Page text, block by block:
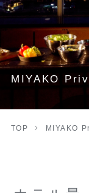
MIYAKO
TOP MIYAKO